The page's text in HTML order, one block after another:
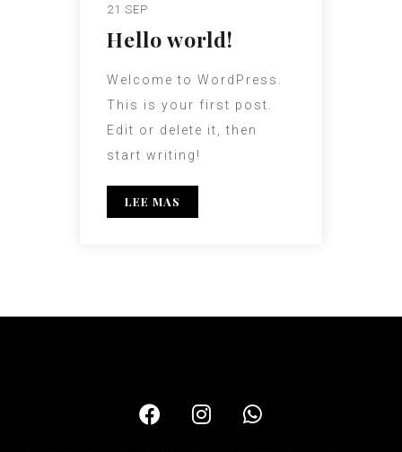
21 SEP
Hello world!
Welcome to WordPress.
This is your first post.
Edit or delete it, then
start writing!
LEE MAS